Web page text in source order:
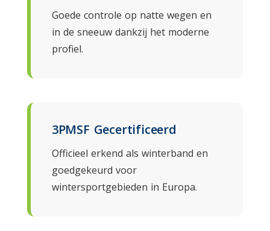
Goede controle op natte wegen en
in de sneeuw dankzij het moderne
profiel.
3PMSF Gecertificeerd
Officieel erkend als winterband en
goedgekeurd voor
wintersportgebieden in Europa.